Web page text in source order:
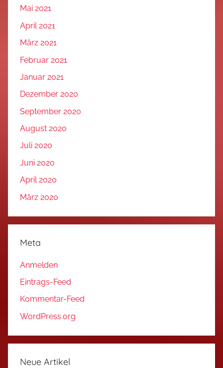
Mai 2021
April 2021
März 2021
Februar 2021
Januar 2021
Dezember 2020
September 2020
August 2020
Juli 2020
Juni 2020
April 2020
März 2020
Meta
Anmelden
Eintrags-Feed
Kommentar-Feed
WordPress.org
Neue Artikel